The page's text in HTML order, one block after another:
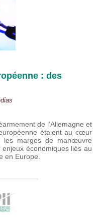
: des
de l’Allemagne et
étaient au cœur
les marges de manœuvre
économiques liés au
en Europe.